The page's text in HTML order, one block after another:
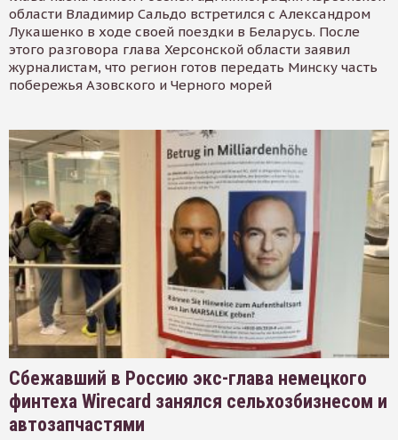
области Владимир Сальдо встретился с Александром
Лукашенко в ходе своей поездки в Беларусь. После
этого разговора глава Херсонской области заявил
журналистам, что регион готов передать Минску часть
побережья Азовского и Черного морей
Сбежавший в Россию экс-глава немецкого
финтеха Wirecard занялся сельхозбизнесом и
автозапчастями